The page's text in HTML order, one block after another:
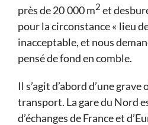
près de 20 000 m2 et
pour la cir­constance « lieu
inac­ceptable, et nous
pensé de fond en comble.
Il s’agit d’abord d’une
transport. La gare du Nord
d’échanges de France et